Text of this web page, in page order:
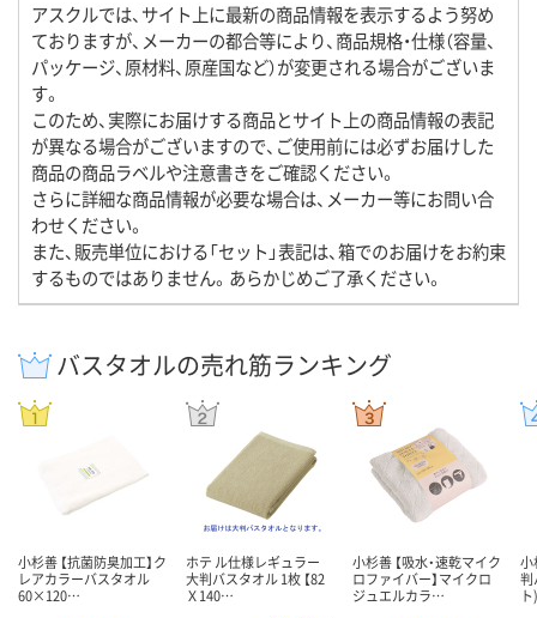
アスクルでは、サイト上に最新の商品情報を表示するよう努め
ておりますが、メーカーの都合等により、商品規格・仕様（容量、
パッケージ、原材料、原産国など）が変更される場合がございま
す。
このため、実際にお届けする商品とサイト上の商品情報の表記
が異なる場合がございますので、ご使用前には必ずお届けした
商品の商品ラベルや注意書きをご確認ください。
さらに詳細な商品情報が必要な場合は、メーカー等にお問い合
わせください。
また、販売単位における「セット」表記は、箱でのお届けをお約束
するものではありません。あらかじめご了承ください。
バスタオルの売れ筋ランキング
小杉善 【抗菌防臭加工】ク
レアカラーバスタオル
60×120…
ホテ ル仕様レギュラー
大判バスタオル 1枚 【82
Ｘ140…
小杉善 【吸水・速乾マイク
ロファイバー】マイクロ
ジュエルカラ…
小
判